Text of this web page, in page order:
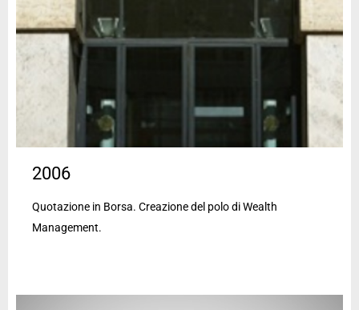
2006
Quotazione in Borsa. Creazione del polo di Wealth
Management.